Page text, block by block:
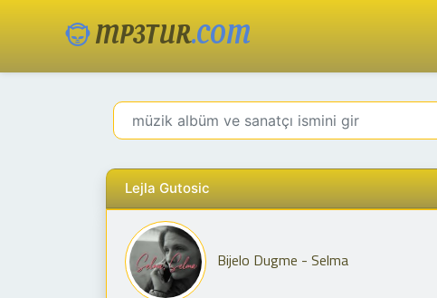
MP3TUR.COM
Lejla Gutosic
Bijelo Dugme - Selma